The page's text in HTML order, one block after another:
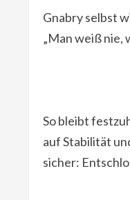
Gnabry selbst
„Man weiß nie,
So bleibt
auf Stabilität
sicher: